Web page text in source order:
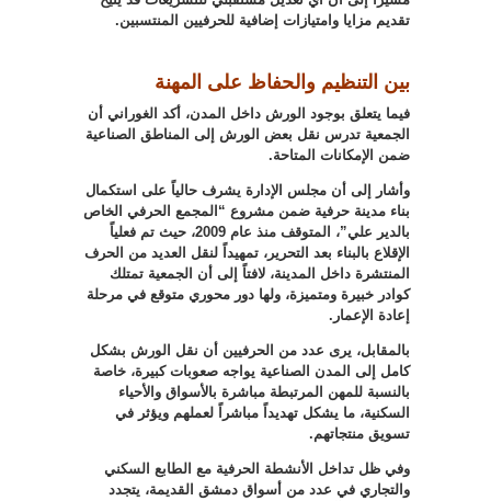
تقديم مزايا وامتيازات إضافية للحرفيين المنتسبين.
بين التنظيم والحفاظ على المهنة
فيما يتعلق بوجود الورش داخل المدن، أكد الغوراني أن
الجمعية تدرس نقل بعض الورش إلى المناطق الصناعية
ضمن الإمكانات المتاحة.
وأشار إلى أن مجلس الإدارة يشرف حالياً على استكمال
بناء مدينة حرفية ضمن مشروع “المجمع الحرفي الخاص
بالدير علي”، المتوقف منذ عام 2009، حيث تم فعلياً
الإقلاع بالبناء بعد التحرير، تمهيداً لنقل العديد من الحرف
المنتشرة داخل المدينة، لافتاً إلى أن الجمعية تمتلك
كوادر خبيرة ومتميزة، ولها دور محوري متوقع في مرحلة
إعادة الإعمار .
بالمقابل، يرى عدد من الحرفيين أن نقل الورش بشكل
كامل إلى المدن الصناعية يواجه صعوبات كبيرة، خاصة
بالنسبة للمهن المرتبطة مباشرة بالأسواق والأحياء
السكنية، ما يشكل تهديداً مباشراً لعملهم ويؤثر في
تسويق منتجاتهم.
وفي ظل تداخل الأنشطة الحرفية مع الطابع السكني
والتجاري في عدد من أسواق دمشق القديمة، يتجدد